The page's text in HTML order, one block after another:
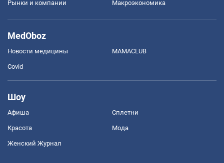
Рынки и компании Mакроэкономика
MedOboz
Новости медицины MAMACLUB
Covid
Шоу
Афиша Сплетни
Красота Мода
Женский Журнал